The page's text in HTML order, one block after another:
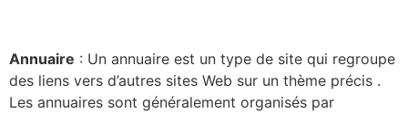
Annuaire : Un annuaire est un type de site qui regroupe
des liens vers d’autres sites Web sur un thème précis .
Les annuaires sont généralement organisés par